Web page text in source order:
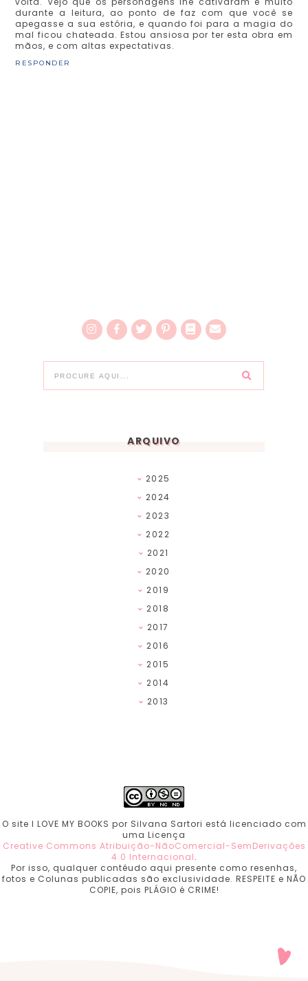
durante a leitura, ao ponto de faz com que você se
apegasse a sua estória, e quando foi para a magia do
mal ficou chateada. Estou ansiosa por ter esta obra em
mãos, e com altas expectativas.
RESPONDER
ARQUIVO
2025
2024
2023
2022
2021
2020
2019
2018
2017
2016
2015
2014
2013
O site I LOVE MY BOOKS por Silvana Sartori está licenciado com
uma Licença
Creative Commons Atribuição-NãoComercial-SemDerivações
4.0 Internacional.
Por isso, qualquer contéudo aqui presente como resenhas,
fotos e Colunas publicadas são exclusividade. RESPEITE e NÃO
COPIE, pois PLÁGIO é CRIME!